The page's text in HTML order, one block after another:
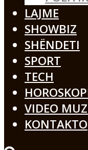
LAJME
SHOWBIZ
SHËNDETI
SPORT
TECH
VIDEO
KONTAKTO